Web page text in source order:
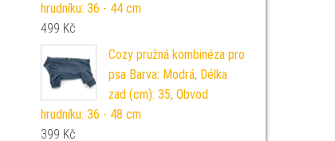
hrudníku: 36 - 44 cm
499 Kč
Cozy pružná kombinéza pro
psa Barva: Modrá, Délka
zad (cm): 35, Obvod
hrudníku: 36 - 48 cm
399 Kč